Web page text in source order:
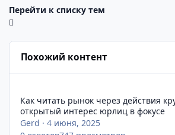
Перейти к списку тем
Похожий контент
Как читать рынок через действия
открытый интерес юрлиц в фокусе
Gerd ·4 июня, 2025